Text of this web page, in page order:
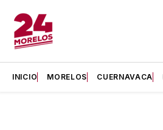
INICIO MORELOS CUERNAVACA